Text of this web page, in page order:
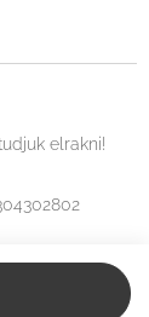
elrakni!